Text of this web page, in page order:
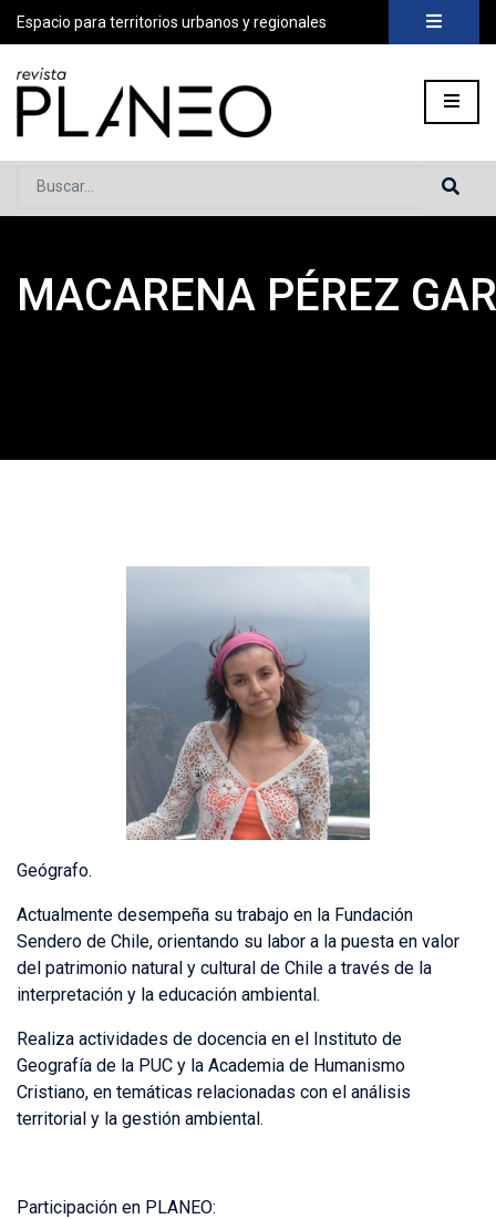
Espacio para territorios urbanos y regionales
Buscar...
Portada »Planeo Hoy»COLABORADORES »Macarena Pérez
MACARENA PÉREZ
Geógrafo.
Actualmente desempeña su trabajo en la Fundación
Sendero de Chile, orientando su labor a la puesta en valor
del patrimonio natural y cultural de Chile a través de la
interpretación y la educación ambiental.
Realiza actividades de docencia en el Instituto de
Geografía de la PUC y la Academia de Humanismo
Cristiano, en temáticas relacionadas con el análisis
territorial y la gestión ambiental.
Participación en PLANEO: